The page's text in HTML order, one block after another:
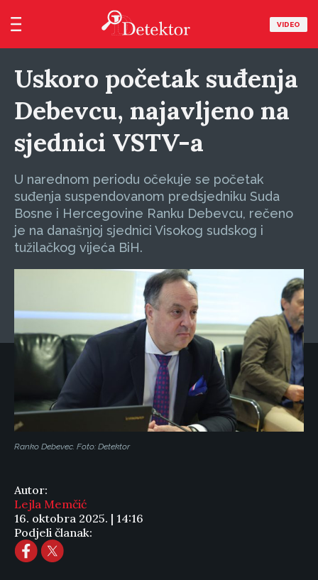
VIDEO
Uskoro početak suđenja
Debevcu, najavljeno na
sjednici VSTV-a
U narednom periodu očekuje se početak
suđenja suspendovanom predsjedniku Suda
Bosne i Hercegovine Ranku Debevcu, rečeno
je na današnjoj sjednici Visokog sudskog i
tužilačkog vijeća BiH.
Ranko Debevec. Foto: Detektor
Autor:
Lejla Memčić
16. oktobra 2025. | 14:16
Podjeli članak: